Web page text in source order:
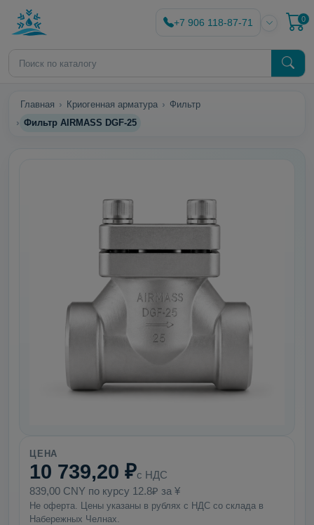
+7 906 118-87-71 0
Главная Криогенная арматура
Фильтр
Фильтр AIRMASS DGF-25
ЦЕНА
10 739,20 ₽с НДС
839,00 CNY по курсу 12.8₽ за ¥
Не оферта. Цены указаны в рублях с НДС со склада в
Набережных Челнах.